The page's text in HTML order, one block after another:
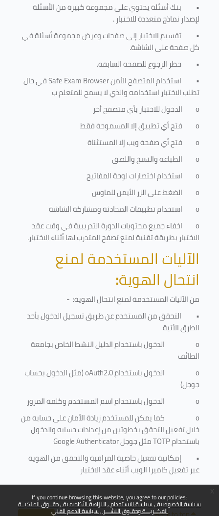
If you continue browsing this website, you agree to our policies:
سياسة الخصوصية سياسة الاستخدام النزاهة الأكاديمية حقــوق الملكيــة
الفكــريـــة وحقـوق النشـــر سياسة الدعم الفني
• بنك أسئلة يحتوي على مجموعة كبيرة من الأسئلة
لإصدار نماذج متعددة للاختبار.
• تقسيم الاختبار إلى صفحات وعرض مجموعة أسئلة في
كل صفحة على الشاشة.
• حظر الرجوع للصفحة السابقة.
• استخدام المتصفح الأمنSafe Exam Browserفي حال
تطلب الاختبار استخدامه والذي لا يسمح للمتعلم ب
o
الدخول للاختبار بأي متصفح أخر
o
فتح أي تطبيق إلا المسموحة فقط
o
فتح أي صفحة ويب إلا المستثناة
o
الطباعة والنسخ واللصق
o
استخدام اختصارات لوحة المفاتيح
o
الضغط على الزر الأيمن للماوس
o
استخدام تطبيقات المحادثة ومشاركة الشاشة
o
اخفاء جميع محتويات الدورة التدريبية في وقت عقد
الاختبار بطريقة تقنية لمنع تصفح المتدرب لها أثناء الاختبار.
الآليات المستخدمة لمنع
انتحال الهوية:
من الآليات المستخدمة لمنعانتحال الهوية: -
• التحقق من المستخدم عن طريق تسجيل الدخول بأحد
الطرق الأتية
o
الدخول باستخدام الدليل النشط الخاص بجامعة
الطائف
o
الدخول باستخدامoAuth2.0(مثل الدخول بحساب
جوجل)
o
الدخول باستخدام اسم المستخدم وكلمة المرور
o
كما يمكن للمستخدم زيادة الأمان على حسابه من
خلال تفعيل التحقق بخطوتين من إعدادات حسابه والدخول
باستخدامTOTPمثل جوجلGoogle Authenticator
• إمكانية تفعيل خاصية المراقبة والتحقق من الهوية
عبر تفعيل كاميرا الويب أثناء عقد الاختبار